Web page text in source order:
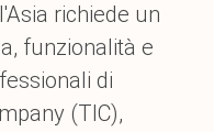
di Ispezione Online
Rifiuta la Spedizione
Chiave di Prestazione (KPI)
richiede un
funzionalità e
di
(TIC),